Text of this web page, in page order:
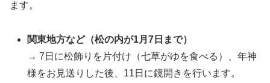
ます。
関東地方など（松の内が1月7日まで）
→ 7日に松飾りを片付け（七草がゆを食べる）、年神
様をお見送りした後、11日に鏡開きを行います。